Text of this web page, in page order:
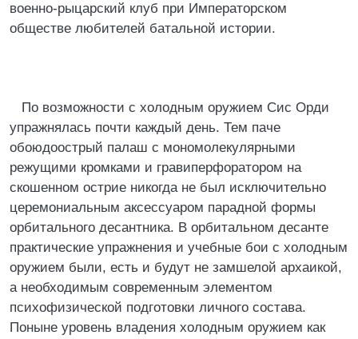
военно-рыцарский клуб при Императорском
обществе любителей батальной истории.
По возможности с холодным оружием Сис Орди
упражнялась почти каждый день. Тем паче
обоюдоострый палаш с мономолекулярными
режущими кромками и гравиперфоратором на
скошенном острие никогда не был исключительно
церемониальным аксессуаром парадной формы
орбитального десантника. В орбитальном десанте
практические упражнения и учебные бои с холодным
оружием были, есть и будут не замшелой архаикой,
а необходимым современным элементом
психофизической подготовки личного состава.
Поныне уровень владения холодным оружием как